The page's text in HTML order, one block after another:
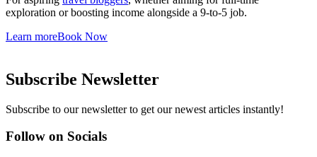
exploration or boosting income alongside a 9-to-5 job.
Learn moreBook Now
Subscribe Newsletter
Subscribe to our newsletter to get our newest articles instantly!
Follow on Socials